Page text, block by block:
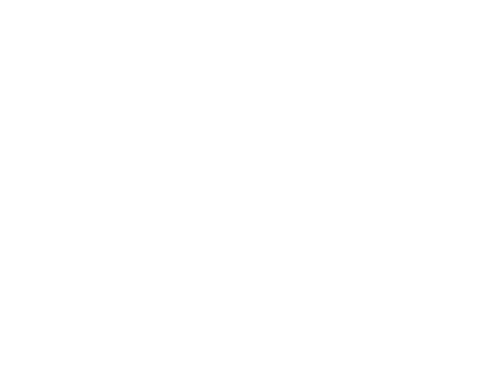
Presidente do CRCPE
Publicado
PIS/COFINS –
Declaração do